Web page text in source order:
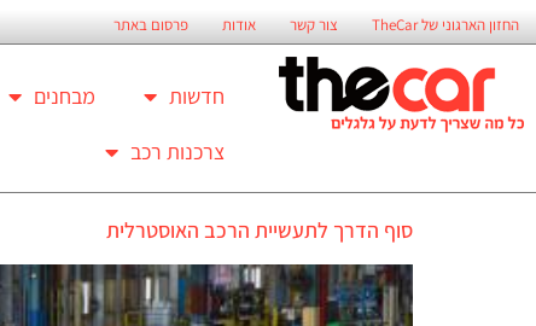
החזון הארגוני של TheCar צור קשר אודות פרסום באתר
חדשות מבחנים
צרכנות רכב
סוף הדרך לתעשיית הרכב האוסטרלית